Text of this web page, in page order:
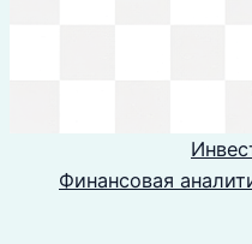
Финансовая